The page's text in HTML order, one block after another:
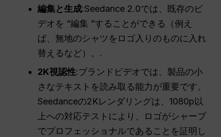
編集と生成:Seedance 2.0では、既存のビ
デオを “編集 ”することができる（例え
ば、無地のシャツをロゴ入りのものに入れ
替えるなど）。.
2K視認性:ブランドビデオでは、製品の小
さなテキストを読み取る能力が重要です。
Seedanceの2Kレンダリングは、1080p以
上への対応テストにより、ロゴがシャープ
でプロフェッショナルであることを証明し